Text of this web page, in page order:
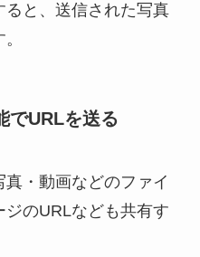
と、送信された写真
でURLを送る
真・動画などのファイ
のURLなども共有す